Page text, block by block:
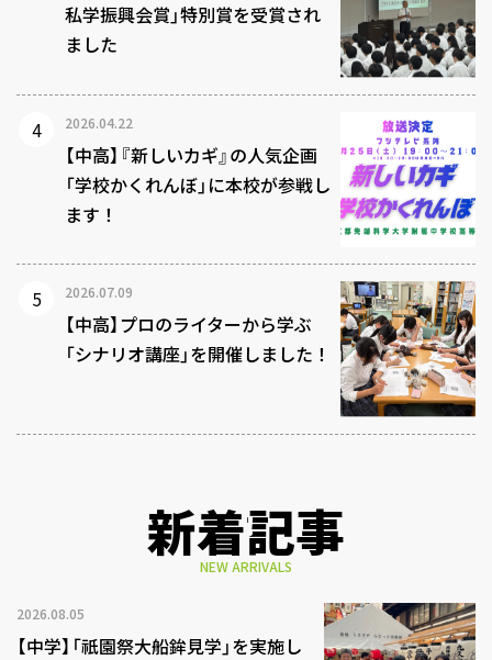
私学振興会賞」特別賞を受賞され
ました
2026.04.22
【中高】『新しいカギ』の人気企画
「学校かくれんぼ」に本校が参戦し
ます！
2026.07.09
【中高】プロのライターから学ぶ
「シナリオ講座」を開催しました！
新着記事
NEW ARRIVALS
2026.08.05
【中学】「祇園祭大船鉾見学」を実施し